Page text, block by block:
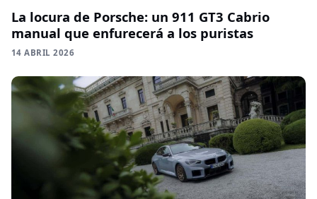
La locura de Porsche: un 911 GT3 Cabrio
manual que enfurecerá a los puristas
14 ABRIL 2026